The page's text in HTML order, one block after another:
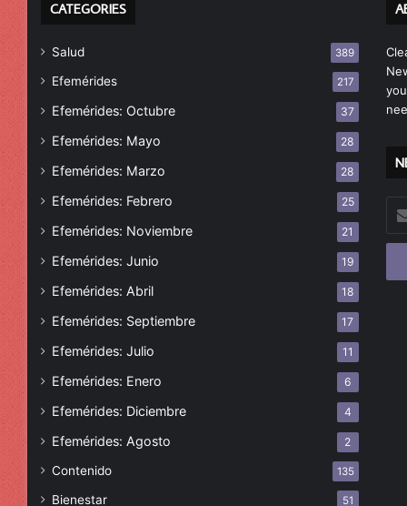
CATEGORIES
Salud 389
Efemérides 217
Efemérides: Octubre 37
Efemérides: Mayo 28
Efemérides: Marzo 28
Efemérides: Febrero 25
Efemérides: Noviembre 21
Efemérides: Junio 19
Efemérides: Abril 18
Efemérides: Septiembre 17
Efemérides: Julio 11
Efemérides: Enero 6
Efemérides: Diciembre 4
Efemérides: Agosto 2
Contenido 135
Bienestar 51